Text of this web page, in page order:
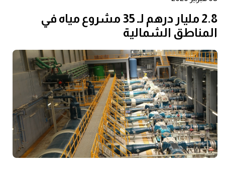
2.8 مليار درهم لـ 35 مشروع مياه في
المناطق الشمالية